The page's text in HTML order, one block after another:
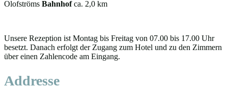
Olofströms Bahnhofca. 2,0 km
Unsere Rezeption ist Montag bis Freitag von 07.00 bis 17.00 Uhr
besetzt. Danach erfolgt der Zugang zum Hotel und zu den Zimmern
über einen Zahlencode am Eingang.
Addresse